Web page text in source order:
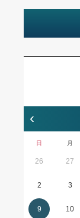
‹
日 月
26 27
2 3
9 10